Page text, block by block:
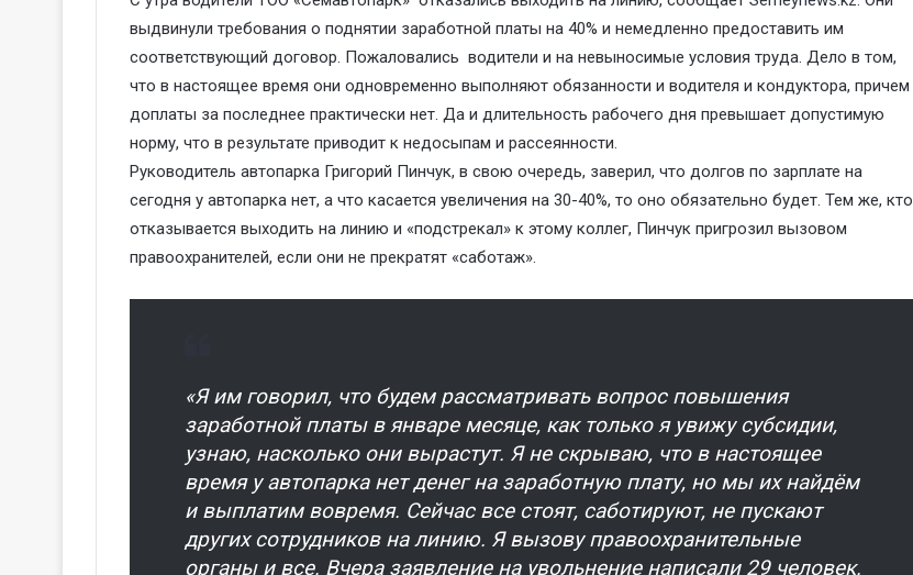
выдвинули требования о поднятии заработной платы на 40% и немедленно предоставить им
соответствующий договор. Пожаловались водители и на невыносимые условия труда. Дело в том,
что в настоящее время они одновременно выполняют обязанности и водителя и кондуктора, причем
доплаты за последнее практически нет. Да и длительность рабочего дня превышает допустимую
норму, что в результате приводит к недосыпам и рассеянности.
Руководитель автопарка Григорий Пинчук, в свою очередь, заверил, что долгов по зарплате на
сегодня у автопарка нет, а что касается увеличения на 30-40%, то оно обязательно будет. Тем же, кто
отказывается выходить на линию и «подстрекал» к этому коллег, Пинчук пригрозил вызовом
правоохранителей, если они не прекратят «саботаж».
«Я им говорил, что будем рассматривать вопрос повышения
заработной платы в январе месяце, как только я увижу субсидии,
узнаю, насколько они вырастут. Я не скрываю, что в настоящее
время у автопарка нет денег на заработную плату, но мы их найдём
и выплатим вовремя. Сейчас все стоят, саботируют, не пускают
других сотрудников на линию. Я вызову правоохранительные
органы и все. Вчера заявление на увольнение написали 29 человек.